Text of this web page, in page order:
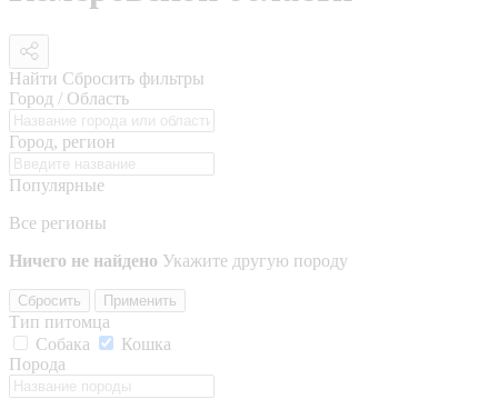
Найти Сбросить фильтры
Город / Область
Город, регион
Популярные
Все регионы
Ничего не найдено Укажите другую породу
Сбросить Применить
Тип питомца
Собака
Кошка
Порода